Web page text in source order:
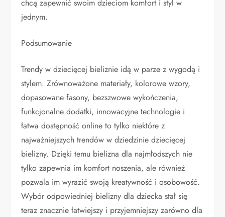
chcą zapewnić swoim dzieciom komfort i styl w
jednym.
Podsumowanie
Trendy w dziecięcej bieliznie idą w parze z wygodą i
stylem. Zrównoważone materiały, kolorowe wzory,
dopasowane fasony, bezszwowe wykończenia,
funkcjonalne dodatki, innowacyjne technologie i
łatwa dostępność online to tylko niektóre z
najważniejszych trendów w dziedzinie dziecięcej
bielizny. Dzięki temu bielizna dla najmłodszych nie
tylko zapewnia im komfort noszenia, ale również
pozwala im wyrazić swoją kreatywność i osobowość.
Wybór odpowiedniej bielizny dla dziecka stał się
teraz znacznie łatwiejszy i przyjemniejszy zarówno dla